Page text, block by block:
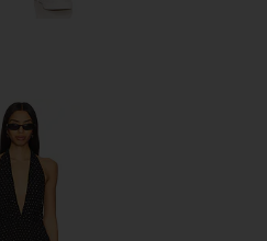
ПЛАТЬЕ DISTRICT